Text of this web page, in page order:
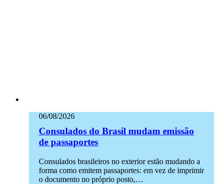
06/08/2026
Consulados do Brasil mudam emissão
de passaportes
Consulados brasileiros no exterior estão mudando a
forma como emitem passaportes: em vez de imprimir
o documento no próprio posto,…